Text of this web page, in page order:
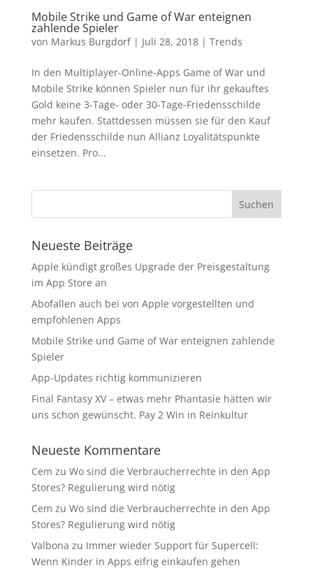
Mobile Strike und Game of War enteignen
zahlende Spieler
von Markus Burgdorf| Juli 28, 2018| Trends
In den Multiplayer-Online-Apps Game of War und
Mobile Strike können Spieler nun für ihr gekauftes
Gold keine 3-Tage- oder 30-Tage-Friedensschilde
mehr kaufen. Stattdessen müssen sie für den Kauf
der Friedensschilde nun Allianz Loyalitätspunkte
einsetzen. Pro...
Neueste Beiträge
Apple kündigt großes Upgrade der Preisgestaltung
im App Store an
Abofallen auch bei von Apple vorgestellten und
empfohlenen Apps
Mobile Strike und Game of War enteignen zahlende
Spieler
App-Updates richtig kommunizieren
Final Fantasy XV – etwas mehr Phantasie hätten wir
uns schon gewünscht. Pay 2 Win in Reinkultur
Neueste Kommentare
Cem zu Wo sind die Verbraucherrechte in den App
Stores? Regulierung wird nötig
Cem zu Wo sind die Verbraucherrechte in den App
Stores? Regulierung wird nötig
Valbona zu Immer wieder Support für Supercell:
Wenn Kinder in Apps eifrig einkaufen gehen